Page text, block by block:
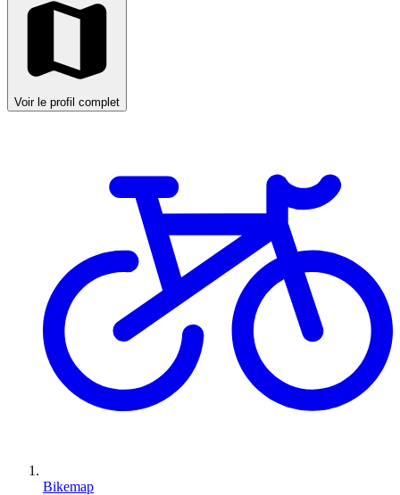
Voir le profil complet
Bikemap